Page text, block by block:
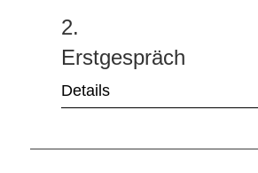
2.
Erstgespräch
Details